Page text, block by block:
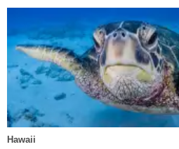
Hawaii